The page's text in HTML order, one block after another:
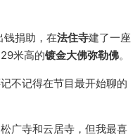
钱捐助，在法住寺建了一座
29米高的镀金大佛弥勒佛。
不记得在节目最开始聊的
广寺和云居寺，但我最喜